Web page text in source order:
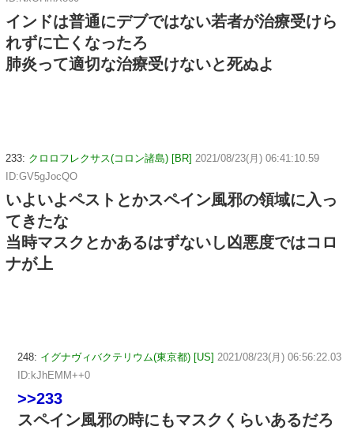
インドは普通にデブではない若者が治療受けら
れずに亡くなったろ
肺炎って適切な治療受けないと死ぬよ
233: クロロフレクサス(コロン諸島) [BR] 2021/08/23(月) 06:41:10.59
ID:GV5gJocQO
いよいよペストとかスペイン風邪の領域に入っ
てきたな
当時マスクとかあるはずないし凶悪度ではコロ
ナが上
248: イグナヴィバクテリウム(東京都) [US] 2021/08/23(月) 06:56:22.03
ID:kJhEMM++0
>>233
スペイン風邪の時にもマスクくらいあるだろ